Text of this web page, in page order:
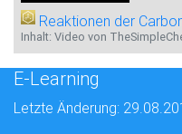
Reaktionen der
Inhalt: Video von
E-Learning
Letzte Änderung: